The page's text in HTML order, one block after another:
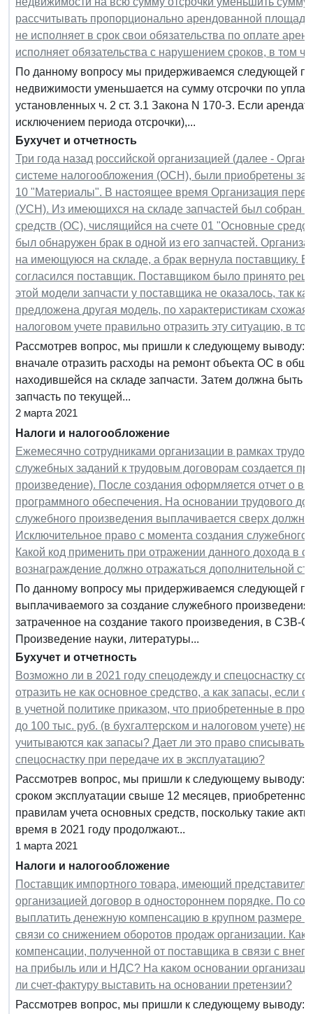
рассчитывать пропорционально арендованной
не исполняет в срок свои обязательства по оплате
исполняет обязательства с нарушением сроков, в том
По данному вопросу мы придерживаемся следующей
недвижимости уменьшается на сумму отсрочки по
установленных ч. 2 ст. 3.1 Закона N 170-З. Если
исключением периода отсрочки),...
Бухучет и отчетность
Три года назад российской организацией (далее -
системе налогообложения (ОСН), были приобретены
10 "Материалы". В настоящее время Организация
(УСН). Из имеющихся на складе запчастей был собран
средств (ОС), числящийся на счете 01 "Основные
был обнаружен брак в одной из его запчастей.
на имеющуюся на складе, а брак вернула поставщику.
согласился поставщик. Поставщиком было принято
этой модели запчасти у поставщика не оказалось, так
предложена другая модель, по характеристикам схожая
налоговом учете правильно отразить эту ситуацию, в
Рассмотрев вопрос, мы пришли к следующему выводу: В
вначале отразить расходы на ремонт объекта ОС в
находившейся на складе запчасти. Затем должна
запчасть по текущей...
2 марта 2021
Налоги и налогообложение
Ежемесячно сотрудниками организации в рамках
служебных заданий к трудовым договорам создается
произведение). После создания оформляется отчет о
программного обеспечения. На основании трудового
служебного произведения выплачивается сверх
Исключительное право с момента создания
Какой код применить при отражении данного дохода в
вознаграждение должно отражаться дополнительной
По данному вопросу мы придерживаемся следующей
выплачиваемого за создание служебного
затраченное на создание такого произведения, в
Произведение науки, литературы...
Бухучет и отчетность
Возможно ли в 2021 году спецодежду и спецоснастку
отразить не как основное средство, а как запасы, если
в учетной политике приказом, что приобретенные в
до 100 тыс. руб. (в бухгалтерском и налоговом учете)
учитываются как запасы? Дает ли это право
спецоснастку при передаче их в эксплуатацию?
Рассмотрев вопрос, мы пришли к следующему выводу:
сроком эксплуатации свыше 12 месяцев,
правилам учета основных средств, поскольку такие
время в 2021 году продолжают...
1 марта 2021
Налоги и налогообложение
Поставщик импортного товара, имеющий
организацией договор в одностороннем порядке. По
выплатить денежную компенсацию в крупном размере
связи со снижением оборотов продаж организации.
компенсации, полученной от поставщика в связи с
на прибыль или и НДС? На каком основании
ли счет-фактуру выставить на основании претензии?
Рассмотрев вопрос, мы пришли к следующему выводу: